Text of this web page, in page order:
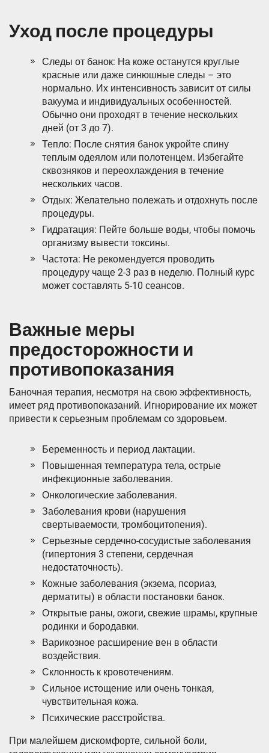
Уход после процедуры
Следы от банок: На коже останутся круглые
красные или даже синюшные следы – это
нормально. Их интенсивность зависит от силы
вакуума и индивидуальных особенностей.
Обычно они проходят в течение нескольких
дней (от 3 до 7).
Тепло: После снятия банок укройте спину
теплым одеялом или полотенцем. Избегайте
сквозняков и переохлаждения в течение
нескольких часов.
Отдых: Желательно полежать и отдохнуть после
процедуры.
Гидратация: Пейте больше воды, чтобы помочь
организму вывести токсины.
Частота: Не рекомендуется проводить
процедуру чаще 2-3 раз в неделю. Полный курс
может составлять 5-10 сеансов.
Важные меры
предосторожности и
противопоказания
Баночная терапия, несмотря на свою эффективность,
имеет ряд противопоказаний. Игнорирование их может
привести к серьезным проблемам со здоровьем.
Беременность и период лактации.
Повышенная температура тела, острые
инфекционные заболевания.
Онкологические заболевания.
Заболевания крови (нарушения
свертываемости, тромбоцитопения).
Серьезные сердечно-сосудистые заболевания
(гипертония 3 степени, сердечная
недостаточность).
Кожные заболевания (экзема, псориаз,
дерматиты) в области постановки банок.
Открытые раны, ожоги, свежие шрамы, крупные
родинки и бородавки.
Варикозное расширение вен в области
воздействия.
Склонность к кровотечениям.
Сильное истощение или очень тонкая,
чувствительная кожа.
Психические расстройства.
При малейшем дискомфорте, сильной боли,